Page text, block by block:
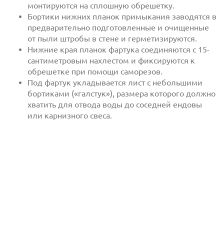
монтируются на сплошную обрешетку.
Бортики нижних планок примыкания заводятся в
предварительно подготовленные и очищенные
от пыли штробы в стене и герметизируются.
Нижние края планок фартука соединяются с 15-
сантиметровым нахлестом и фиксируются к
обрешетке при помощи саморезов.
Под фартук укладывается лист с небольшими
бортиками («галстук»), размера которого должно
хватить для отвода воды до соседней ендовы
или карнизного свеса.